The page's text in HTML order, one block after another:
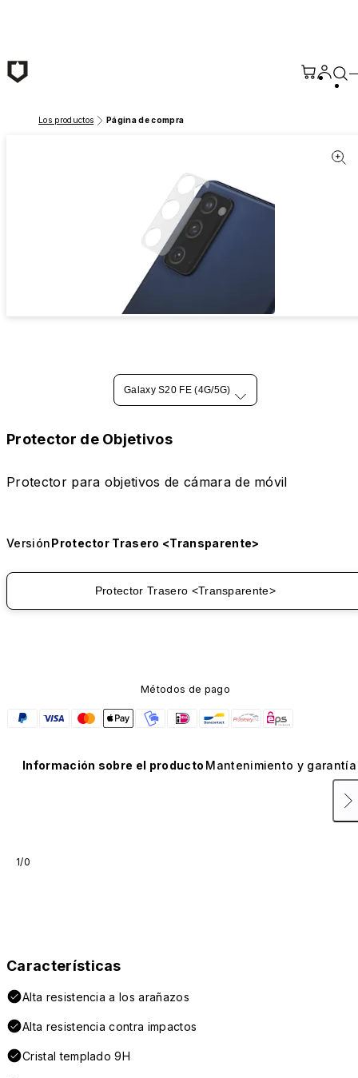
Los productos Página de compra
Galaxy S20 FE (4G/5G)
Protector de Objetivos
Protector para objetivos de cámara de móvil
VersiónProtector Trasero <Transparente>
Protector Trasero <Transparente>
Métodos de pago
Información sobre el producto Mantenimiento y garantía
1/0
Características
Alta resistencia a los arañazos
Alta resistencia contra impactos
Cristal templado 9H